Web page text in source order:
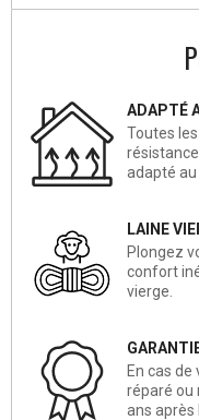
ADAPTÉ
Toutes
adapté au
LAINE
Plongez
confort
vierge.
En cas
réparé ou
ans après